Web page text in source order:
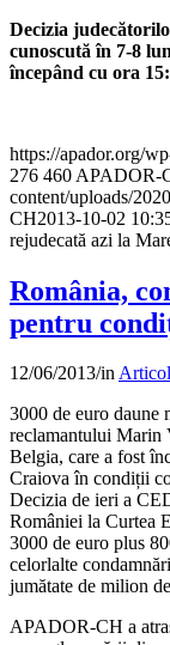
Decizia
cunoscută în 7-8
începând cu ora
https://apador.org/
276 460 APADOR-
content/uploads/
CH2013-10-02
rejudecată azi la
România,
pentru
12/06/2013/in
3000 de euro daune
reclamantului Marin
Belgia, care a fost
Craiova în condiții
Decizia de ieri a
României la Curtea
3000 de euro plus
celorlalte
jumătate de milion
APADOR-CH a